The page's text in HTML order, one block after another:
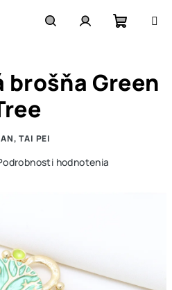
košík
Green
TAI PEI
hodnotenia